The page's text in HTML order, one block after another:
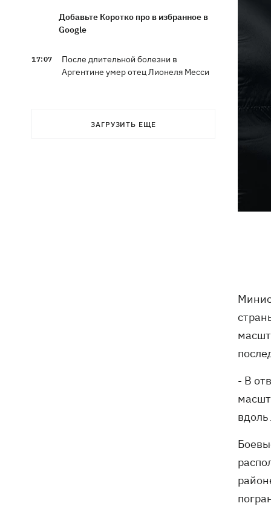
Добавьте Коротко про в избранное в
Google
17:07
После длительной болезни в
Аргентине умер отец Лионеля Месси
ЗАГРУЗИТЬ ЕЩЕ
- В